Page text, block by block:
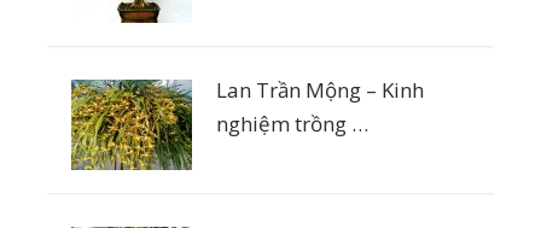
Lan Trần Mộng – Kinh
nghiệm trồng …